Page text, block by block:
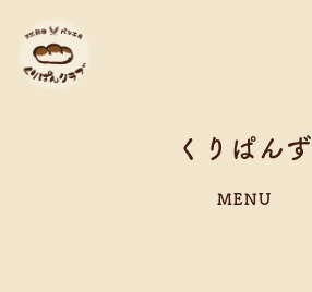
くりぱんず
MENU